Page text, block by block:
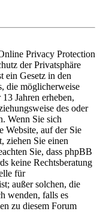
Privacy Protection
der Privatsphäre
ein Gesetz in den
die möglicherweise
Jahren erheben,
des oder
Wenn Sie sich
Website, auf der Sie
ziehen Sie einen
Sie, dass phpBB
keine Rechtsberatung
für
außer solchen, die
wenden, falls es
zu diesem Forum